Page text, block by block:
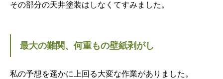
その部分の天井塗装はしなくてすみました。
最大の難関、何重もの壁紙剥がし
私の予想を遥かに上回る大変な作業がありました。